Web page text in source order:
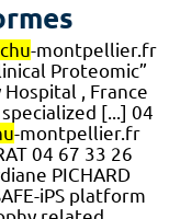
chu-montpellier.fr
Proteomic”
, France
[...] 04
-montpellier.fr
04 67 33 26
PICHARD
iPS platform